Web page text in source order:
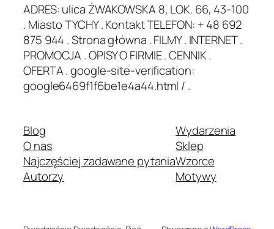
ADRES: ulica ŻWAKOWSKA 8, LOK. 66, 43-100
. Miasto TYCHY . Kontakt TELEFON: + 48 692
875 944 . Strona główna . FILMY . INTERNET .
PROMOCJA . OPISY O FIRMIE . CENNIK .
OFERTA . google-site-verification:
google6469f1f6be1e4a44.html / .
Blog
O nas
Najczęściej zadawane pytania
Autorzy
Wydarzenia
Sklep
Wzorce
Motywy